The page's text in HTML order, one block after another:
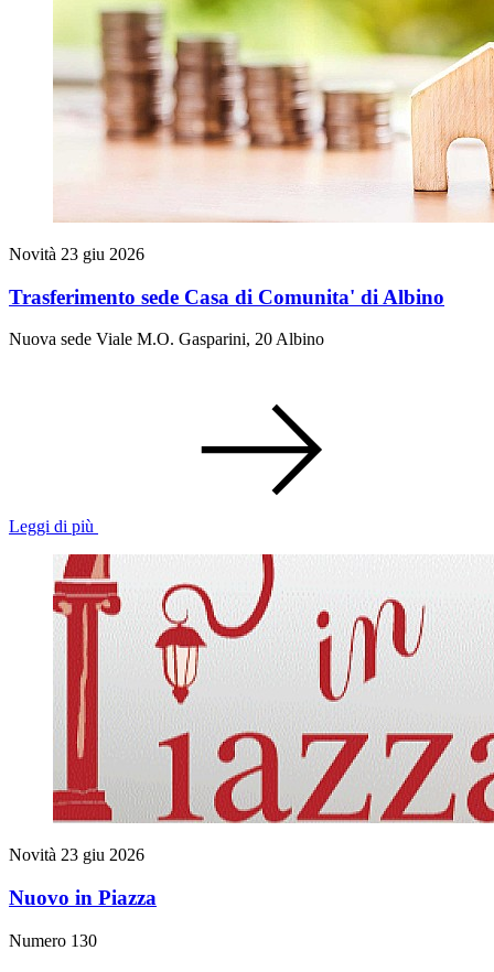
Novità 23 giu 2026
Trasferimento sede Casa di Comunita' di Albino
Nuova sede Viale M.O. Gasparini, 20 Albino
Leggi di più
Novità 23 giu 2026
Nuovo in Piazza
Numero 130